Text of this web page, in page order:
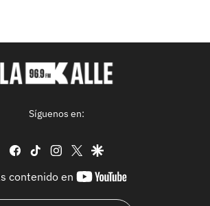
Síguenos en:
facebook
tiktok instagram
twittergoogle
contenido en
youtube-